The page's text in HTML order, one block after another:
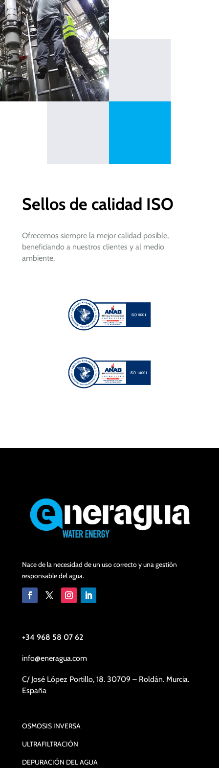
Sellos de calidad ISO
Ofrecemos siempre la mejor calidad posible,
beneficiando a nuestros clientes y al medio
ambiente.
Nace de la necesidad de un uso correcto y una gestión
responsable del agua.
+34 968 58 07 62
info@eneragua.com
C/ José López Portillo, 18. 30709 – Roldán. Murcia.
España
OSMOSIS INVERSA
ULTRAFILTRACIÓN
DEPURACIÓN DEL AGUA